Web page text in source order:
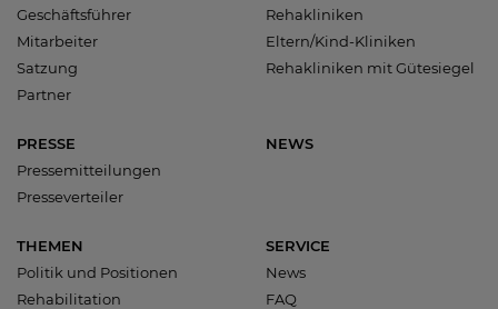
Geschäftsführer
Mitarbeiter
Satzung
Partner
Rehakliniken
Eltern/Kind-Kliniken
Rehakliniken mit Gütesiegel
PRESSE
Pressemitteilungen
Presseverteiler
NEWS
THEMEN
Politik und Positionen
Rehabilitation
SERVICE
News
FAQ